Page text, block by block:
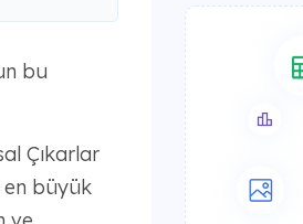
bu
Çıkarlar
en büyük